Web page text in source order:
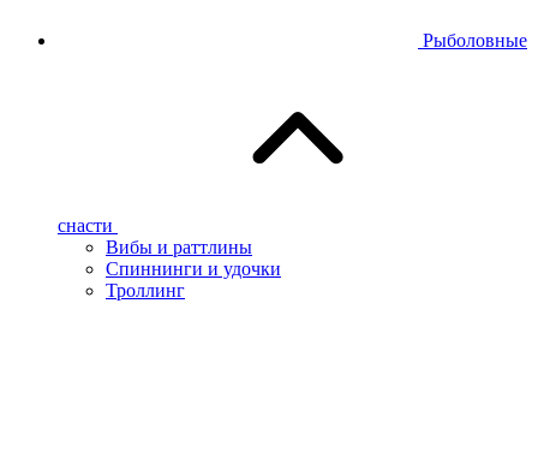
Рыболовные
снасти
Вибы и раттлины
Спиннинги и удочки
Троллинг